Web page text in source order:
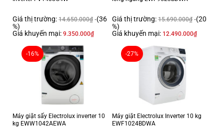
Giá thị trường: 14.650.000₫ (36
%)
Giá khuyến mại: 9.350.000₫
Giá thị trường: 15.690.000₫ (20
%)
Giá khuyến mại: 12.490.000₫
-16%
Máy giặt sấy Electrolux inverter 10
kg EWW1042AEWA
-27%
Máy giặt Electrolux Inverter 10 kg
EWF1024BDWA